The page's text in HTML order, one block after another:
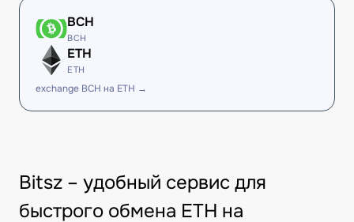
BCH
BCH
ETH
ETH
exchange BCH на ETH →
Bitsz – удобный сервис для
быстрого обмена ETH на